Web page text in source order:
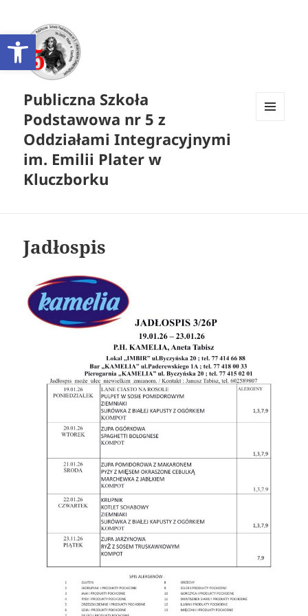
Otwórz pasek narzędzi
Publiczna Szkoła
Podstawowa nr 5 z
Oddziałami Integracyjnymi
im. Emilii Plater w
Kluczborku
Jadłospis